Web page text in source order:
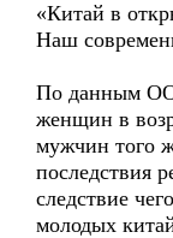
«Китай в
Наш
По данным
женщин в
мужчин того
последствия
следствие
молодых